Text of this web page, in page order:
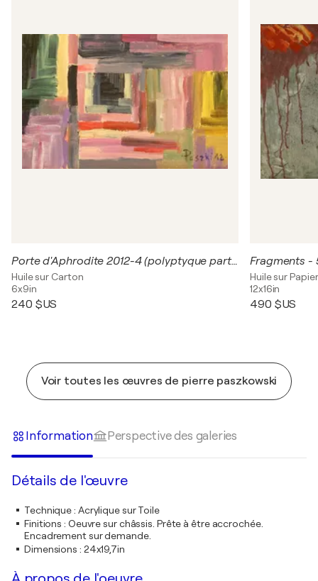
Porte d'Aphrodite 2012-4 (polyptyque partie 2)
Huile sur Carton
6x9in
240 $US
Fragments -
Huile sur Papier
12x16in
490 $US
Voir toutes les œuvres de pierre paszkowski
Information Perspective des galeries
Détails de l'œuvre
Technique: Acrylique sur Toile
Finitions : Oeuvre sur châssis. Prête à être accrochée.
Encadrement sur demande.
Dimensions : 24x19,7in